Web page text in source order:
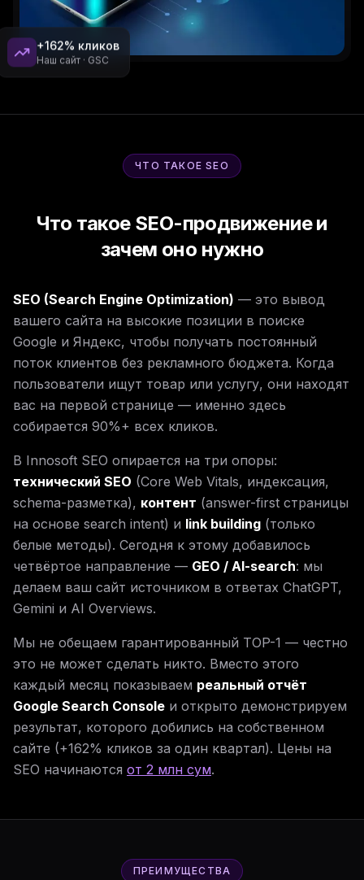
+162% кликов
Наш сайт · GSC
ЧТО ТАКОЕ SEO
Что такое SEO-продвижение и
зачем оно нужно
SEO (Search Engine Optimization) — это вывод
вашего сайта на высокие позиции в поиске
Google и Яндекс, чтобы получать постоянный
поток клиентов без рекламного бюджета. Когда
пользователи ищут товар или услугу, они находят
вас на первой странице — именно здесь
собирается 90%+ всех кликов.
В Innosoft SEO опирается на три опоры:
технический SEO (Core Web Vitals, индексация,
schema-разметка), контент (answer-first страницы
на основе search intent) и link building (только
белые методы). Сегодня к этому добавилось
четвёртое направление — GEO / AI-search: мы
делаем ваш сайт источником в ответах ChatGPT,
Gemini и AI Overviews.
Мы не обещаем гарантированный TOP-1 — честно
это не может сделать никто. Вместо этого
каждый месяц показываем реальный отчёт
Google Search Console и открыто демонстрируем
результат, которого добились на собственном
сайте (+162% кликов за один квартал). Цены на
SEO начинаются от 2 млн сум.
ПРЕИМУЩЕСТВА